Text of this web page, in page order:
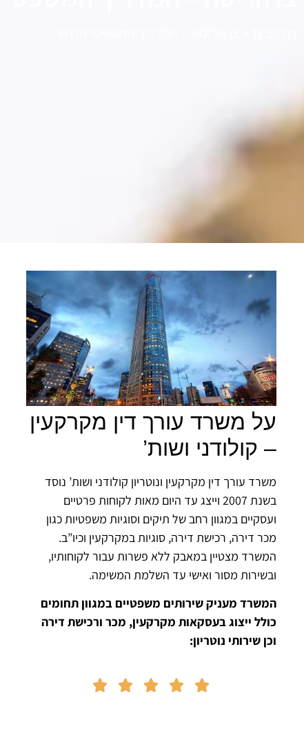
על משרד עורך דין מקרקעין
– קולודני ושות’
משרד עורך דין מקרקעין ונוטריון קולודני ושות’ נוסד
בשנת 2007 וייצג עד היום מאות לקוחות פרטיים
ועסקיים במגוון רחב של תיקים וסוגיות משפטיות כגון
מכר דירה, רכישת דירה, סוגיות במקרקעין וכיו”ב.
המשרד מצטיין במאבק ללא פשרות עבור לקוחותיו,
ובשירות מסור ואישי עד השלמת המשימה.
המשרד מעניק שירותים משפטיים במגוון תחומים
כולל ייצוג בעסקאות מקרקעין, מכר ורכישת דירה
וכן שירותי נוטריון:




